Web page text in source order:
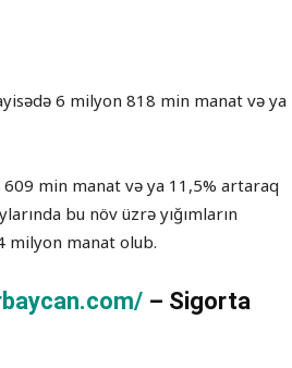
6 milyon 818 min manat və ya
min manat və ya 11,5% artaraq
bu növ üzrə yığımların
milyon manat olub.
– Sigorta